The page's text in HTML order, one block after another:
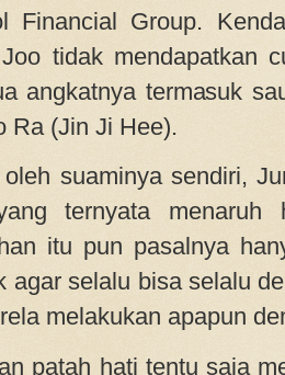
Financial Group.
tidak mendapatkan
angkatnya termasuk
Ra (Jin Ji Hee).
oleh suaminya sendiri,
ternyata menaruh
itu pun pasalnya
agar selalu bisa selalu
melakukan apapun
patah hati tentu saja